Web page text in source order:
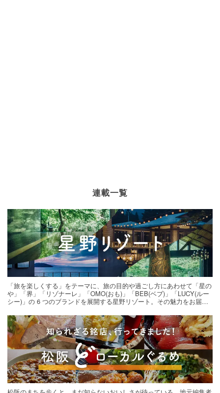
連載一覧
「旅を楽しくする」をテーマに、旅の目的や過ごし方にあわせて「星の
や」「界」「リゾナーレ」「OMO(おも)」「BEB(ベブ)」「LUCY(ルー
シー)」の 6 つのブランドを展開する星野リゾート。その魅力をお届け